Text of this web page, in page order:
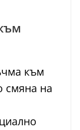
към
смяна на